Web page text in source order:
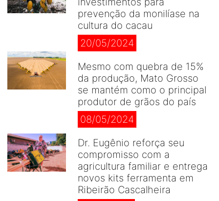
prevenção da monilíase na
cultura do cacau
20/05/2024
Mesmo com quebra de 15%
da produção, Mato Grosso
se mantém como o principal
produtor de grãos do país
08/05/2024
Dr. Eugênio reforça seu
compromisso com a
agricultura familiar e entrega
novos kits ferramenta em
Ribeirão Cascalheira